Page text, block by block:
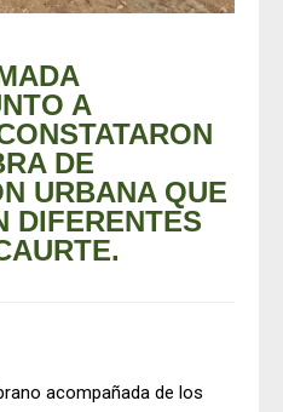
A
DE
URBANA QUE
DIFERENTES
acompañada de los